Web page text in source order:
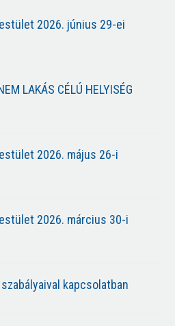
2026. június 29-ei
LAKÁS CÉLÚ HELYISÉG
2026. május 26-i
2026. március 30-i
kapcsolatban